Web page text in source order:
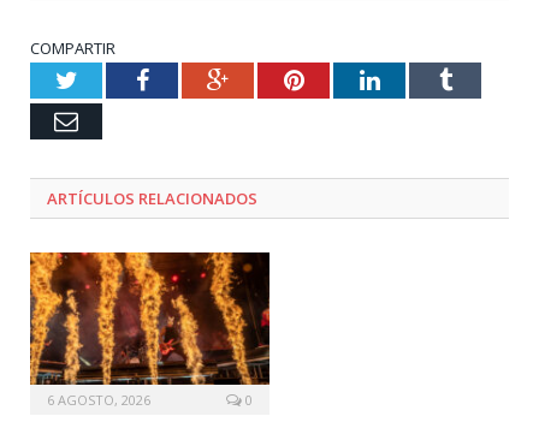
COMPARTIR
TwitterFacebookGoogle+PinterestLinkedInTumblr
Email
ARTÍCULOS RELACIONADOS
6 AGOSTO, 2026 0